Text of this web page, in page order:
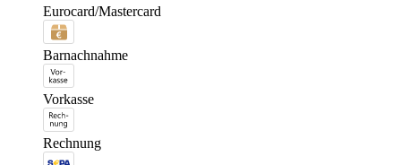
Eurocard/Mastercard
Barnachnahme
Vorkasse
Rechnung